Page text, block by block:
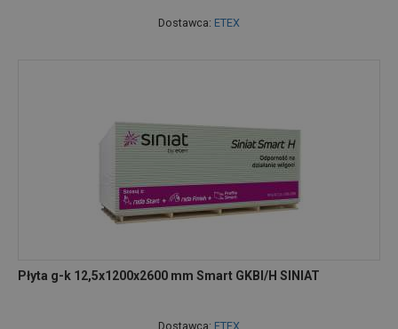
Dostawca: ETEX
Płyta g-k 12,5x1200x2600 mm Smart GKBI/H SINIAT
Dostawca: ETEX